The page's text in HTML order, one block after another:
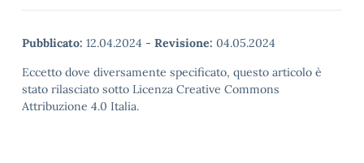
Pubblicato: 12.04.2024 - Revisione: 04.05.2024
Eccetto dove diversamente specificato, questo articolo è
stato rilasciato sotto Licenza Creative Commons
Attribuzione 4.0 Italia.